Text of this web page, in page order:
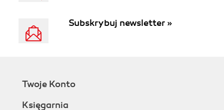
Subskrybuj newsletter »
Twoje Konto
Księgarnia